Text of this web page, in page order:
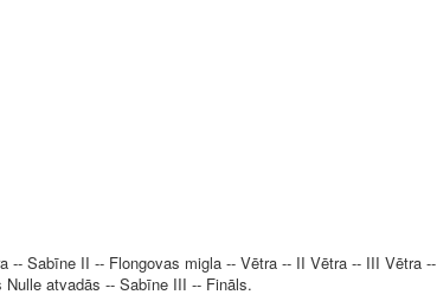
-- Sabīne II -- Flongovas migla -- Vētra -- II Vētra -- III Vētra --
atvadās -- Sabīne III -- Fināls.